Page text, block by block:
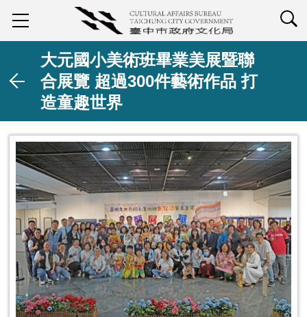
大元國小美術班畢業美展暨聯
合展覽 超過300件藝術作品 打
造童趣世界